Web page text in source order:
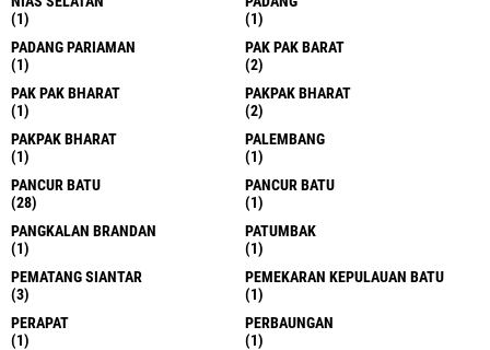
(1)
(1)
PADANG PARIAMAN
(1)
PAK PAK BARAT
(2)
PAK PAK BHARAT
(1)
PAKPAK BHARAT
(2)
PAKPAK BHARAT
(1)
PALEMBANG
(1)
PANCUR BATU
(28)
PANCUR BATU
(1)
PANGKALAN BRANDAN
(1)
PATUMBAK
(1)
PEMATANG SIANTAR
(3)
PEMEKARAN KEPULAUAN BATU
(1)
PERAPAT
(1)
PERBAUNGAN
(1)